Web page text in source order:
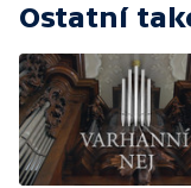
Ostatní